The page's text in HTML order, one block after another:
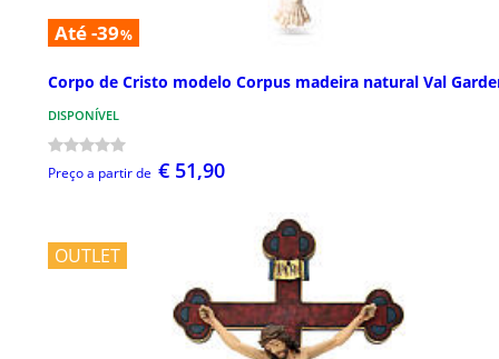
Até -39%
Corpo de Cristo modelo Corpus madeira natural Val
DISPONÍVEL
Preço a partir de € 51,90
OUTLET